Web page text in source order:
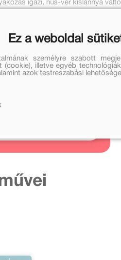
igazi, hús-vér kislánnyá
Kapcsolódó
cikkek
Ez a weboldal
személyre szabott
(cookie), illetve egyéb
azok testreszabási